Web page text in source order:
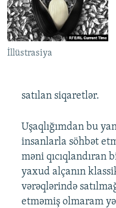
İllüstrasiya
satılan siqaretlər.
Uşaqlığımdan bu
insanlarla söhbət
məni qıcıqlandıran
yaxud alçanın
vərəqlərində
etməmiş olmaram